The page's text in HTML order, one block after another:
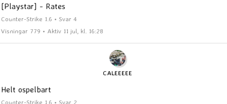
[Playstar] - Rates
Counter-Strike 1.6 • Svar 4
Visningar 779 • Aktiv 11 jul, kl. 16:28
CALEEEEE
Helt ospelbart
Counter-Strike 1.6 • Svar 2